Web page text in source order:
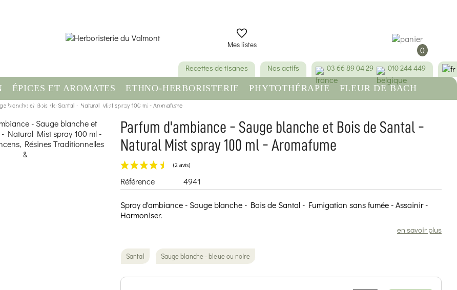
Mes listes 0
Recettes de tisanes Nos actifs 03 66 89 04 29 010 244 449
ÉPICES ET AROMATES ETHNO-HERBORISTERIE PHYTOTHÉRAPIE
FLEUR DE BACH
ALIMENTAIRE SANTÉ & BIEN-ÊTRE
blanche et Bois de Santal - Natural Mist spray 100 ml - Aromafume
Parfum d'ambiance - Sauge blanche et Bois de Santal -
Natural Mist spray 100 ml - Aromafume
Référence 4941
Spray d'ambiance - Sauge blanche - Bois de Santal - Fumigation sans fumée - Assainir -
Harmoniser.
en savoir plus
Santal Sauge blanche - bleue ou noire